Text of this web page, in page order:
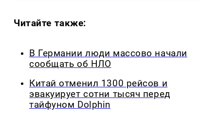
Читайте также:
В Германии люди массово начали
сообщать об НЛО
Китай отменил 1300 рейсов и
эвакуирует сотни тысяч перед
тайфуном Dolphin